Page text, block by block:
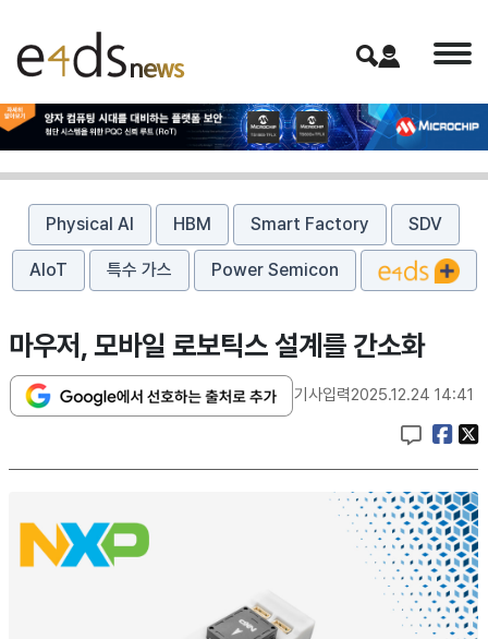
Physical AI HBM Smart Factory SDV
AIoT 특수 가스 Power Semicon
마우저, 모바일 로보틱스 설계를 간소화
기사입력2025.12.24 14:41